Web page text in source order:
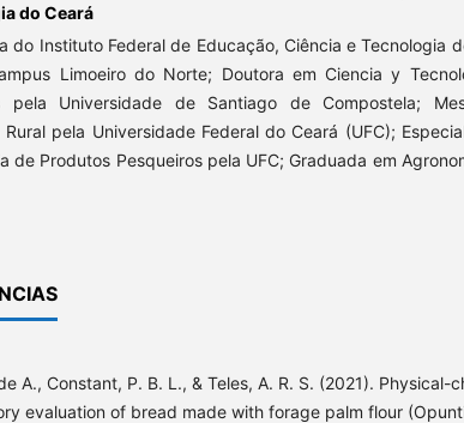
do Ceará
do Instituto Federal de Educação, Ciência e Tecnologia
Limoeiro do Norte; Doutora em Ciencia y
pela Universidade de Santiago de Compostela;
Rural pela Universidade Federal do Ceará (UFC);
de Produtos Pesqueiros pela UFC; Graduada em
A., Constant, P. B. L., & Teles, A. R. S. (2021). Physical-
evaluation of bread made with forage palm flour